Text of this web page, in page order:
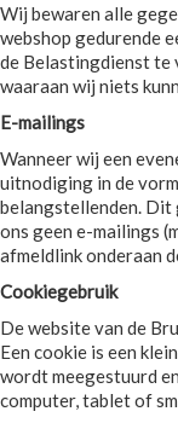
Wij bewaren alle
webshop gedurende
de Belastingdienst te
waaraan wij niets
E-mailings
Wanneer wij een
uitnodiging in de
belangstellenden. Dit
ons geen e-mailings
afmeldlink onderaan
Cookiegebruik
De website van de
Een cookie is een
wordt meegestuurd
computer, tablet of